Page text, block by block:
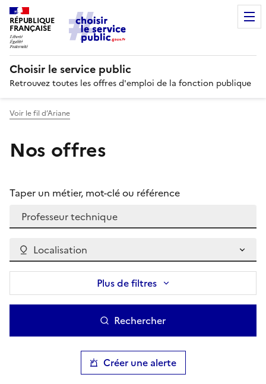
RÉPUBLIQUE
FRANÇAISE
Choisir le service public
Retrouvez toutes les offres d'emploi de la fonction publique
Voir le fil d’Ariane
Nos offres
Taper un métier, mot-clé ou référence
Localisation
Plus de filtres
Rechercher
Créer une alerte